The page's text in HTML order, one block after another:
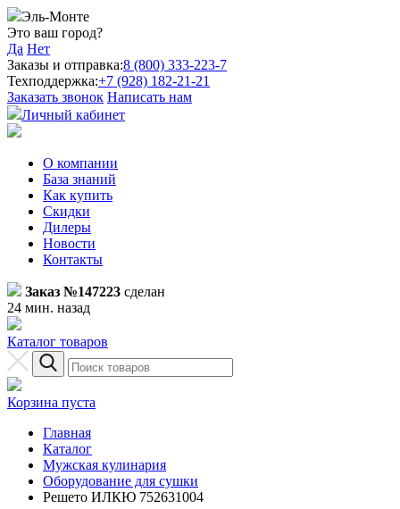
Эль-Монте
Это ваш город?
Да Нет
Заказы и отправка:8 (800) 333-223-7
Техподдержка:+7 (928) 182-21-21
Заказать звонок Написать нам
Личный кабинет
О компании
База знаний
Как купить
Скидки
Дилеры
Новости
Контакты
Заказ №147223 сделан
24 мин. назад
Каталог товаров
Корзина пуста
Главная
Каталог
Мужская кулинария
Оборудование для сушки
Решето ИЛКЮ 752631004